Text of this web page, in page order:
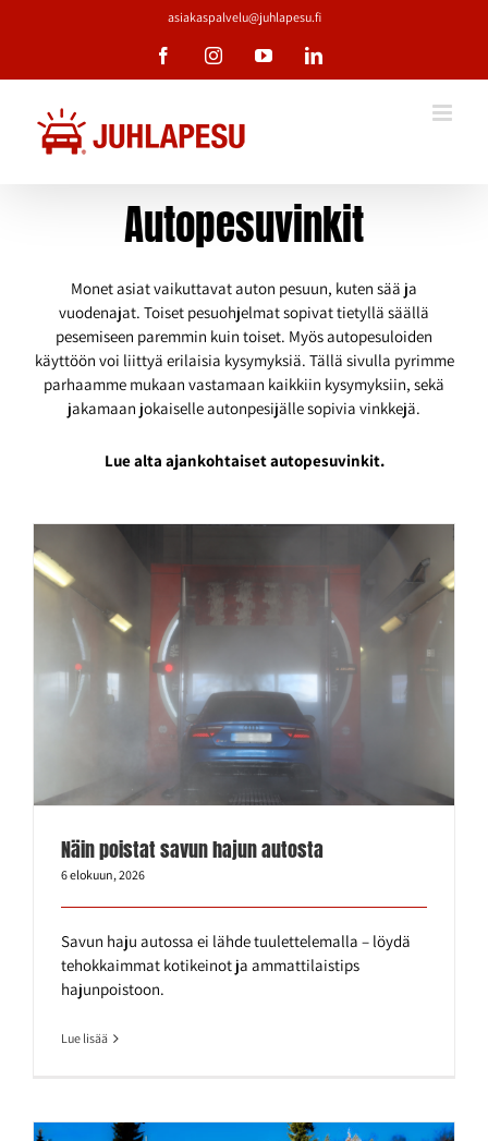
asiakaspalvelu@juhlapesu.fi
FacebookInstagramYouTubeLinkedIn
Autopesuvinkit
Monet asiat vaikuttavat auton pesuun, kuten sää ja
vuodenajat. Toiset pesuohjelmat sopivat tietyllä säällä
pesemiseen paremmin kuin toiset. Myös autopesuloiden
käyttöön voi liittyä erilaisia kysymyksiä. Tällä sivulla pyrimme
parhaamme mukaan vastamaan kaikkiin kysymyksiin, sekä
jakamaan jokaiselle autonpesijälle sopivia vinkkejä.
Lue alta ajankohtaiset autopesuvinkit.
Näin poistat savun hajun autosta
6 elokuun, 2026
Savun haju autossa ei lähde tuulettelemalla – löydä
tehokkaimmat kotikeinot ja ammattilaistips
hajunpoistoon.
Lue lisää